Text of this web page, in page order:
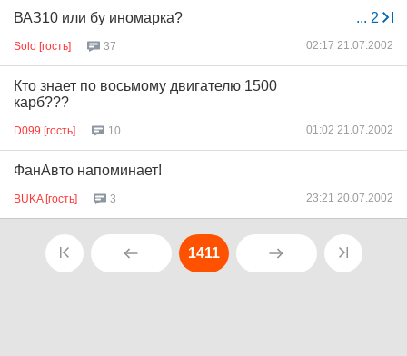
... 2
ВАЗ10 или бу иномарка?
Solo [гость] 37 02:17 21.07.2002
Кто знает по восьмому двигателю 1500
карб???
D099 [гость] 10 01:02 21.07.2002
ФанАвто напоминает!
BUKA [гость] 3 23:21 20.07.2002
1411